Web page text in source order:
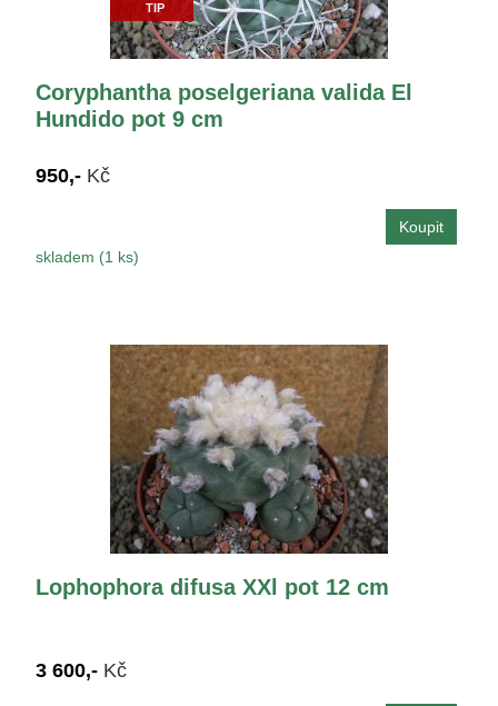
TIP
Coryphantha poselgeriana valida El
Hundido pot 9 cm
950,- Kč
skladem (1 ks)
Lophophora difusa XXl pot 12 cm
3 600,- Kč